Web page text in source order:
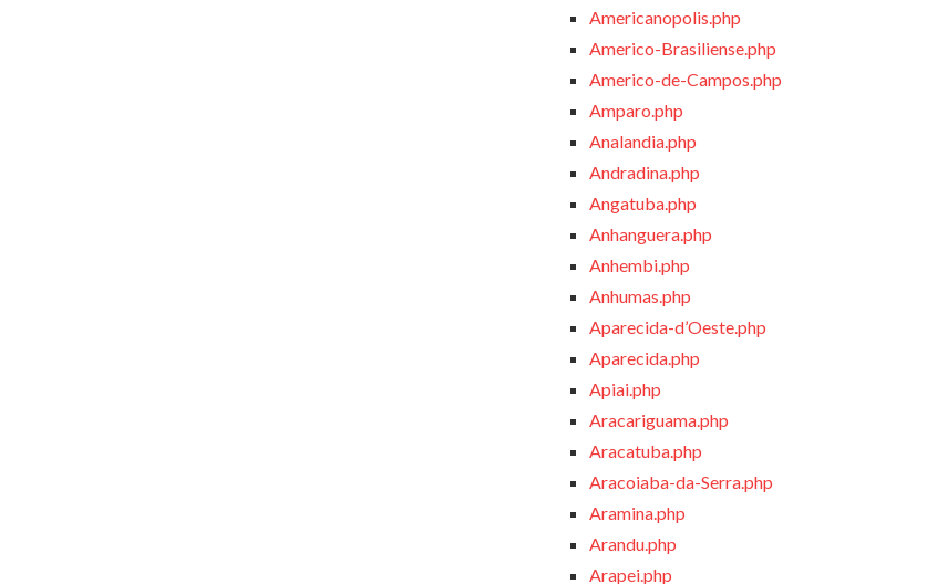
Americanopolis.php
Americo-Brasiliense.php
Americo-de-Campos.php
Amparo.php
Analandia.php
Andradina.php
Angatuba.php
Anhanguera.php
Anhembi.php
Anhumas.php
Aparecida-d’Oeste.php
Aparecida.php
Apiai.php
Aracariguama.php
Aracatuba.php
Aracoiaba-da-Serra.php
Aramina.php
Arandu.php
Arapei.php